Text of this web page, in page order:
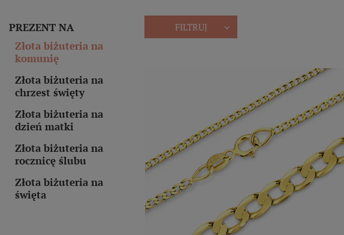
PREZENT NA
Złota biżuteria na
komunię
Złota biżuteria na
chrzest święty
Złota biżuteria na
dzień matki
Złota biżuteria na
rocznicę ślubu
Złota biżuteria na
święta
FILTRUJ